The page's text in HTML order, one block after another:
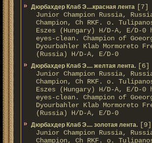
Дюрбахдер Клаб Э....красная лента [7]
Junior Champion Russia,
Champion, Ch RKF. о.
Eszes (Hungary) H/D-A, E/D-0
eyes-clean. Champion of
Dyourbahler Klab Mormoreto
(Russia) H/D-А, E/D-0
Дюрбахдер Клаб Э.... желтая лента. [6]
Junior Champion Russia,
Champion, Ch RKF. о.
Eszes (Hungary) H/D-A, E/D-0
eyes-clean. Champion of
Dyourbahler Klab Mormoreto
(Russia) H/D-А, E/D-0
Дюрбахдер Клаб Э.... золотая лента. [9]
Junior Champion Russia,
Champion, Ch RKF. о.